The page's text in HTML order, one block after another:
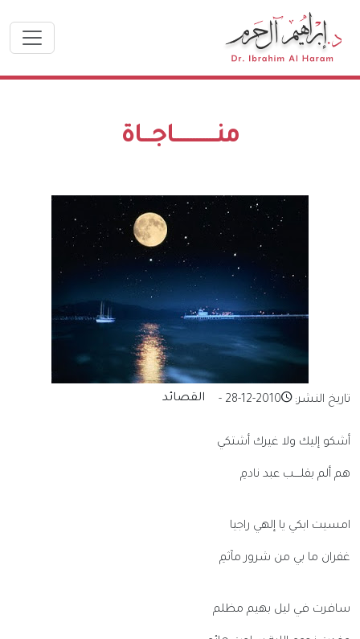
منـــــــــــــاجـــاة
تاريخ النشر: 2010-12-28
- القصائد
أشكو إليك ولا غيرك أشتكي
هم ألم بقلــــب عبد نادمِ
امسيت ابكي يا إلهي راجيا
غفران ما بي من شرور مآثمِ
سافرت في ليل بهيم مظلم